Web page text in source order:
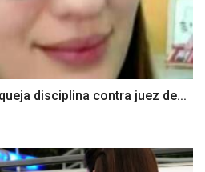
disciplina contra juez de...